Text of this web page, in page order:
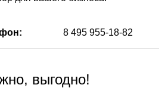
8 495 955-18-82
выгодно!